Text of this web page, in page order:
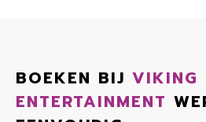
BOEKEN BIJ VIKING
ENTERTAINMENT